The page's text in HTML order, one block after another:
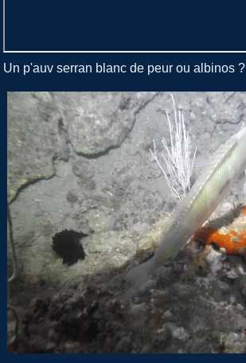
Un p'auv serran blanc de peur ou albinos ?